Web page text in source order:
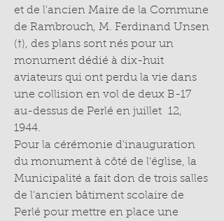
et de l'ancien Maire de la Commune
de Rambrouch, M. Ferdinand Unsen
(†), des plans sont nés pour un
monument dédié à dix-huit
aviateurs qui ont perdu la vie dans
une collision en vol de deux B-17
au-dessus de Perlé en juillet 12,
1944.
Pour la cérémonie d'inauguration
du monument à côté de l'église, la
Municipalité a fait don de trois salles
de l'ancien bâtiment scolaire de
Perlé pour mettre en place une